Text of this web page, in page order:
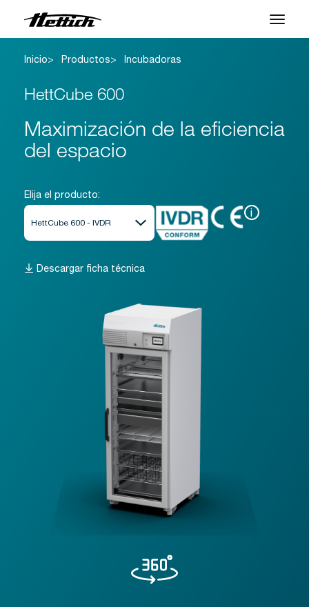
Productos
Aplicaciones
Centro de Soporte
Sobre nosotros
Contacto
Noticias y Eventos
Descargas
Inicio Productos Incubadoras
HettCube 600
Maximización de la eficiencia
del espacio
Elija el producto:
i
Descargar ficha técnica